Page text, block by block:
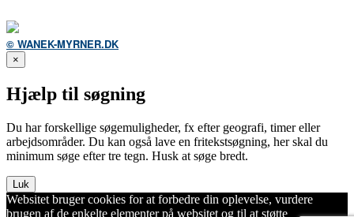
© WANEK-MYRNER.DK
×
Hjælp til søgning
Du har forskellige søgemuligheder, fx efter geografi, timer eller
arbejdsområder. Du kan også lave en fritekstsøgning, her skal du
minimum søge efter tre tegn. Husk at søge bredt.
Luk
Websitet bruger cookies for at forbedre din oplevelse, vurdere
brugen af de enkelte elementer på websitet og til at støtte